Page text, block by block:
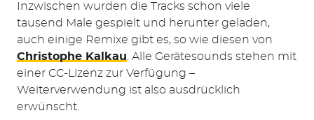
Inzwischen wurden die Tracks schon viele
tausend Male gespielt und herunter geladen,
auch einige Remixe gibt es, so wie diesen von
Christophe Kalkau. Alle Gerätesounds stehen mit
einer CC-Lizenz zur Verfügung –
Weiterverwendung ist also ausdrücklich
erwünscht.